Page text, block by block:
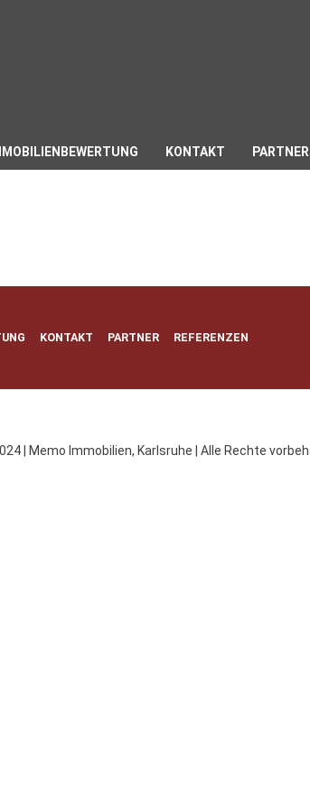
KONTAKT PARTNER
KONTAKT PARTNER REFERENZEN
| Memo Immobilien, Karlsruhe | Alle Rechte